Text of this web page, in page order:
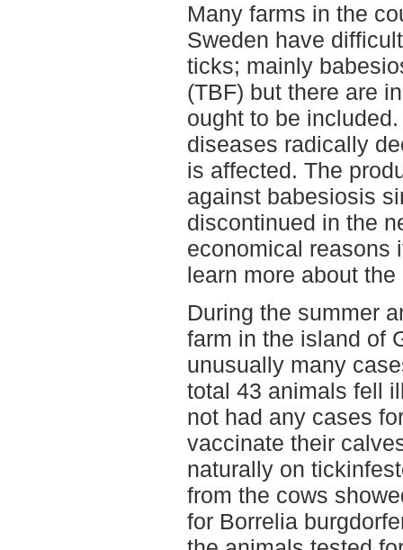
Many farms in the
Sweden have
ticks; mainly
(TBF) but there are
ought to be
diseases radically
is affected. The
against babesiosis
discontinued in the
economical reasons
learn more about
During the summer
farm in the island of
unusually many
total 43 animals fell
not had any cases
vaccinate their
naturally on
from the cows
for Borrelia